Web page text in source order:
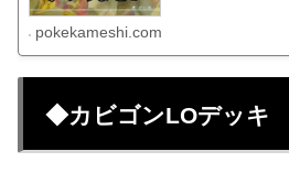
pokekameshi.com
◆カビゴンLOデッキ